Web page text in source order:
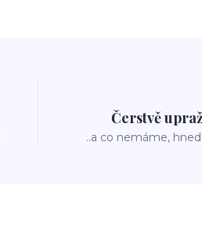
Čerstvě
..a co nemáme,